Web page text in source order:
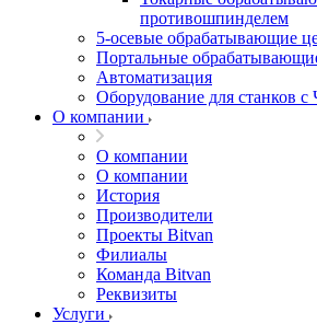
противошпинделем
5-осевые обрабатывающие
Портальные
Автоматизация
Оборудование для станков
О компании
О компании
О компании
История
Производители
Проекты Bitvan
Филиалы
Команда Bitvan
Реквизиты
Услуги